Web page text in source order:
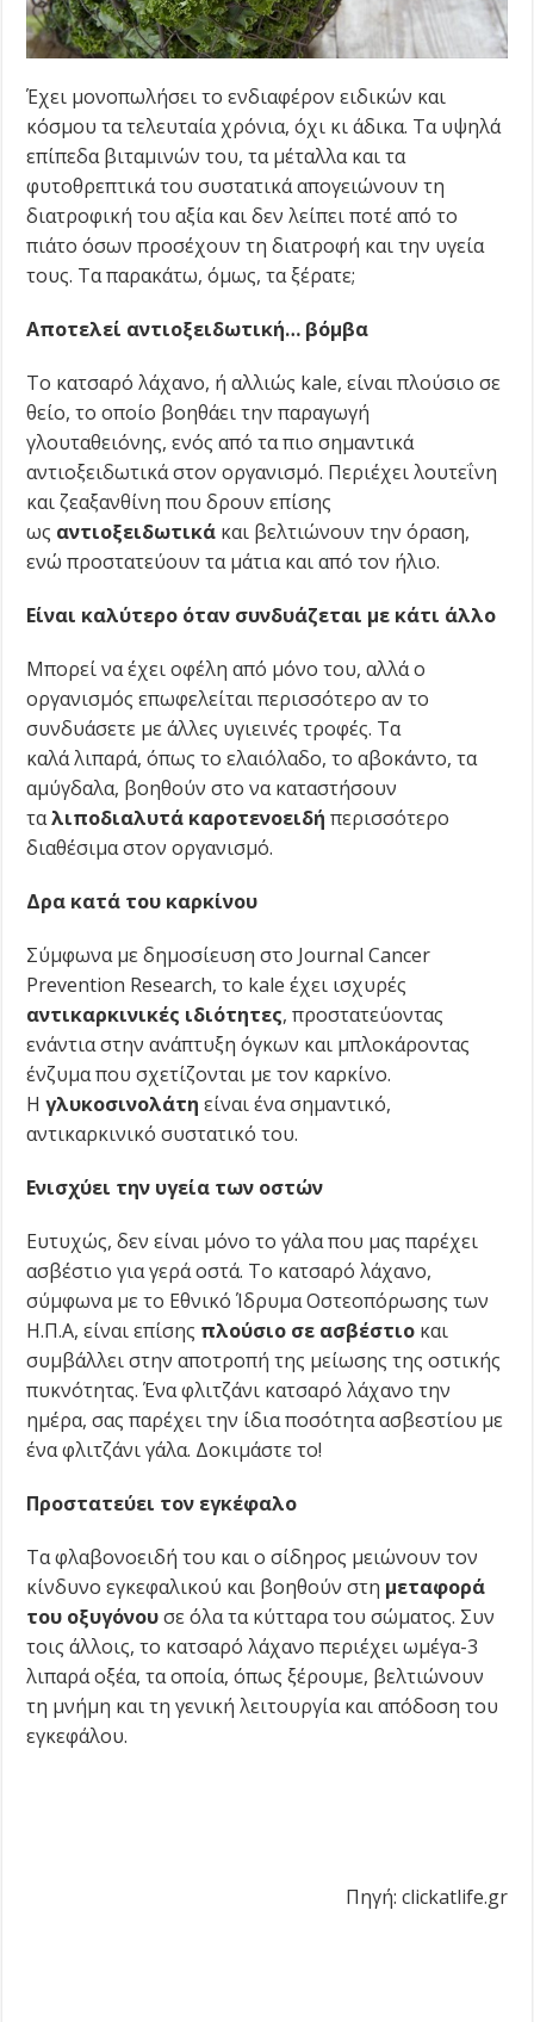
Έχει μονοπωλήσει το ενδιαφέρον ειδικών και
κόσμου τα τελευταία χρόνια, όχι κι άδικα. Τα υψηλά
επίπεδα βιταμινών του, τα μέταλλα και τα
φυτοθρεπτικά του συστατικά απογειώνουν τη
διατροφική του αξία και δεν λείπει ποτέ από το
πιάτο όσων προσέχουν τη διατροφή και την υγεία
τους. Τα παρακάτω, όμως, τα ξέρατε;
Αποτελεί αντιοξειδωτική… βόμβα
Το κατσαρό λάχανο, ή αλλιώς kale, είναι πλούσιο σε
θείο, το οποίο βοηθάει την παραγωγή
γλουταθειόνης, ενός από τα πιο σημαντικά
αντιοξειδωτικά στον οργανισμό. Περιέχει λουτεΐνη
και ζεαξανθίνη που δρουν επίσης
ως αντιοξειδωτικά και βελτιώνουν την όραση,
ενώ προστατεύουν τα μάτια και από τον ήλιο.
Είναι καλύτερο όταν συνδυάζεται με κάτι άλλο
Μπορεί να έχει οφέλη από μόνο του, αλλά ο
οργανισμός επωφελείται περισσότερο αν το
συνδυάσετε με άλλες υγιεινές τροφές. Τα
καλά λιπαρά, όπως το ελαιόλαδο, το αβοκάντο, τα
αμύγδαλα, βοηθούν στο να καταστήσουν
ταλιποδιαλυτά καροτενοειδή περισσότερο
διαθέσιμα στον οργανισμό.
Δρα κατά του καρκίνου
Σύμφωνα με δημοσίευση στο Journal Cancer
Prevention Research, το kale έχει ισχυρές
αντικαρκινικές ιδιότητες, προστατεύοντας
ενάντια στην ανάπτυξη όγκων και μπλοκάροντας
ένζυμα που σχετίζονται με τον καρκίνο.
Ηγλυκοσινολάτη είναι ένα σημαντικό,
αντικαρκινικό συστατικό του.
Ενισχύει την υγεία των οστών
Ευτυχώς, δεν είναι μόνο το γάλα που μας παρέχει
ασβέστιο για γερά οστά. Το κατσαρό λάχανο,
σύμφωνα με το Εθνικό Ίδρυμα Οστεοπόρωσης των
Η.Π.Α, είναι επίσης πλούσιο σε ασβέστιο και
συμβάλλει στην αποτροπή της μείωσης της οστικής
πυκνότητας. Ένα φλιτζάνι κατσαρό λάχανο την
ημέρα, σας παρέχει την ίδια ποσότητα ασβεστίου με
ένα φλιτζάνι γάλα. Δοκιμάστε το!
Προστατεύει τον εγκέφαλο
Τα φλαβονοειδή του και ο σίδηρος μειώνουν τον
κίνδυνο εγκεφαλικού και βοηθούν στη μεταφορά
του οξυγόνουσε όλα τα κύτταρα του σώματος. Συν
τοις άλλοις, το κατσαρό λάχανο περιέχει ωμέγα-3
λιπαρά οξέα, τα οποία, όπως ξέρουμε, βελτιώνουν
τη μνήμη και τη γενική λειτουργία και απόδοση του
εγκεφάλου.
Πηγή: clickatlife.gr